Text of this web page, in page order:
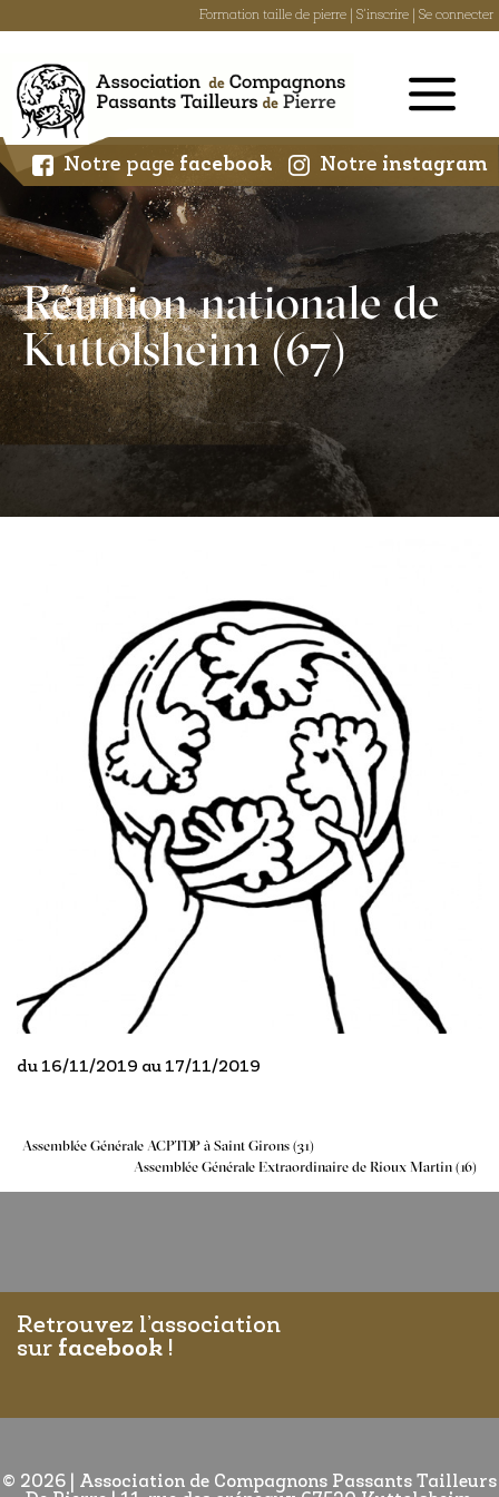
Formation taille de pierre S'inscrire Se connecter
content
Notre page facebook Notre instagram
Réunion nationale de
Kuttolsheim (67)
du 16/11/2019 au 17/11/2019
Navigation
de
Assemblée Générale ACPTDP à Saint Girons (31)
Assemblée Générale Extraordinaire de Rioux Martin (16)
Retrouvez l’association
sur facebook !
© 2026
Association de Compagnons Passants Tailleurs